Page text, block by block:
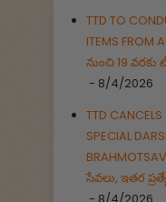
TTD TO
ITEMS FROM
నుంచి 19
- 8/4/2026
TTD
SPECIAL
సేవలు, ఇతర